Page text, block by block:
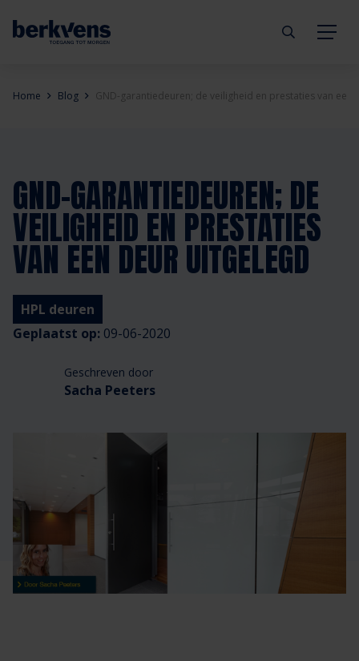
Kozijnen
Hang- & sluitwerk
Diensten
Technische documentatie
Veelgestelde vragen
Meergezinswoning
Utiliteitsgebouw
Prefab woning
Architect
Projectontwikkelaar
Handelspartner
Brandwerend
Geluidwerend
Rookwerend
Duurzaamheid
Brochures
Veelgestelde vragen
Webshop
Inspiratie
Verkooppunten
Veelgestelde vragen
Organisatie
Duurzaamheid
GND Garantiedeuren
Werken bij Berkvens
Home Blog GND-garantiedeuren; de veiligheid en prestaties van een
GND-GARANTIEDEUREN; DE
VEILIGHEID EN PRESTATIES
VAN EEN DEUR UITGELEGD
HPL deuren
Geplaatst op: 09-06-2020
Geschreven door
Sacha Peeters